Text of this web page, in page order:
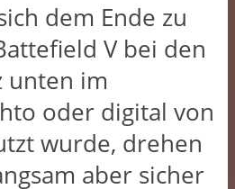
dem Ende zu
V bei den
unten im
oder digital von
wurde, drehen
aber sicher